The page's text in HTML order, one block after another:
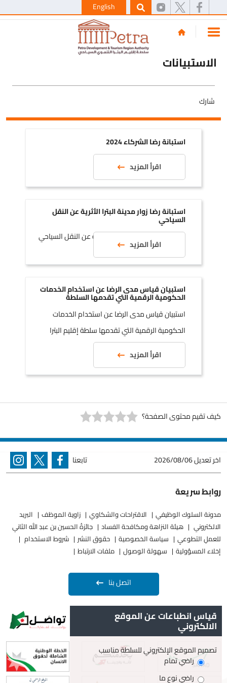
قياس انطباعات عن الموقع
الالكتروني
تصميم الموقع الإلكتروني للسلطة مناسب
راضي تمام
راضي نوع ما
English
الاستبيانات
شارك
استبانة رضا الشركاء 2024
استبانة رضا الشركاء 2024
اقرأ المزيد
استبانة رضا زوار مدينة البترا الأثرية عن النقل
السياحي
استبانة رضا زوار مدينة البترا الأثرية عن النقل السياحي
اقرأ المزيد
استبيان قياس مدى الرضا عن استخدام الخدمات
الحكومية الرقمية التي تقدمها السلطة
استبيان قياس مدى الرضا عن استخدام الخدمات
الحكومية الرقمية التي تقدمها سلطة إقليم البترا
التنموي السياحي
اقرأ المزيد
كيف تقيم محتوى الصفحة؟
اخر تعديل2026/08/06 تابعنا
روابط سريعة
مدونة السلوك الوظيفي الاقتراحات والشكاوي زاوية الموظف
البريد
الالكتروني
هيئة النزاهة ومكافحة الفساد
جائزةُ الحسين بن عبدِ الله الثاني
للعملِ التطوعيِ
سياسة الخصوصية حقوق النشر
شروط الاستخدام
إخلاء المسؤولية
سهولة الوصول ملفات الارتباط
اتصل بنا